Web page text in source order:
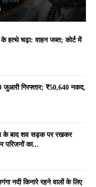
हत्थे चढ़ा: वाहन जब्त; कोर्ट में
गिरफ्तार; ₹50,640 नकद,
के बाद शव सड़क पर रखकर
परिजनों का...
नदी किनारे रहने वालों के लिए